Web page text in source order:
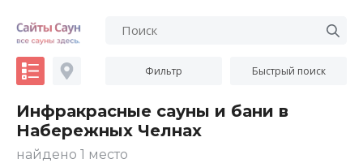
Фильтр Быстрый поиск
Инфракрасные сауны и бани в
Набережных Челнах
найдено 1 место